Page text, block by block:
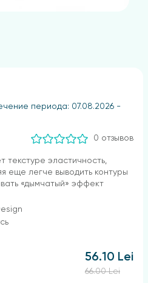
периода: 07.08.2026 -
0 отзывов
текстуре эластичность,
еще легче выводить контуры
«дымчатый» эффект
56.10 Lei
66.00 Lei